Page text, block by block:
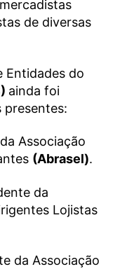
de diversas
Entidades do
ainda foi
presentes:
Associação
(Abrasel).
da
Lojistas
da Associação